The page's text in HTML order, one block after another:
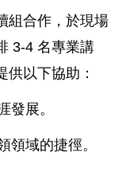
組合作，於現場
3-4 名專業講
以下協助：
發展。
領域的捷徑。